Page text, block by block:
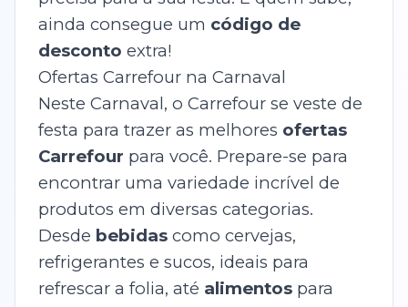
ainda consegue um código de
desconto extra!
Ofertas Carrefour na Carnaval
Neste Carnaval, o Carrefour se veste de
festa para trazer as melhores ofertas
Carrefour para você. Prepare-se para
encontrar uma variedade incrível de
produtos em diversas categorias.
Desde bebidascomo cervejas,
refrigerantes e sucos, ideais para
refrescar a folia, até alimentospara